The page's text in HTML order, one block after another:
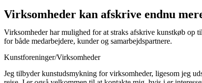
Virksomheder kan afskrive endnu
Virksomheder har mulighed for at straks afskrive kunstkøb op
for både medarbejdere, kunder og samarbejdspartnere.
Kunstforeninger/Virksomheder
Jeg tilbyder kunstudsmykning for virksomheder, ligesom jeg